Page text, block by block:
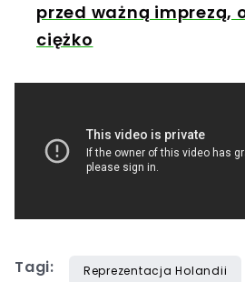
przed ważną imprezą,
ciężko
Tagi: Reprezentacja Holandii